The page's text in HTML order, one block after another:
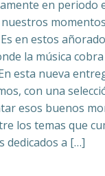
en periodo
en estos
la música
esta nueva
con una
esos buenos
los temas que
dedicados a […]